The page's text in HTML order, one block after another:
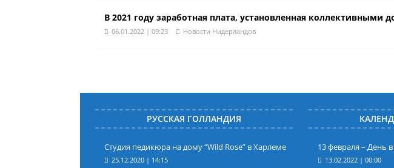
В 2021 году заработная плата, установленная
06.01.2022 | 09:23 Новости Нидерландов
РУССКАЯ ГОЛЛАНДИЯ
Студия педикюра на дому “Wild Rose” в Харлеме
25.12.2020 | 14:15
13 февраля – День
13.02.2022 | 00:00